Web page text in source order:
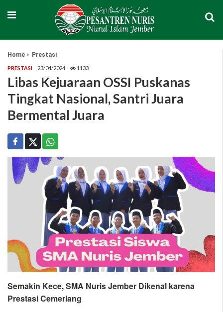
Home Prestasi
PRESTASI 23/04/2024 1133
Libas Kejuaraan OSSI Puskanas
Tingkat Nasional, Santri Juara
Bermental Juara
Semakin Kece, SMA Nuris Jember Dikenal karena
Prestasi Cemerlang